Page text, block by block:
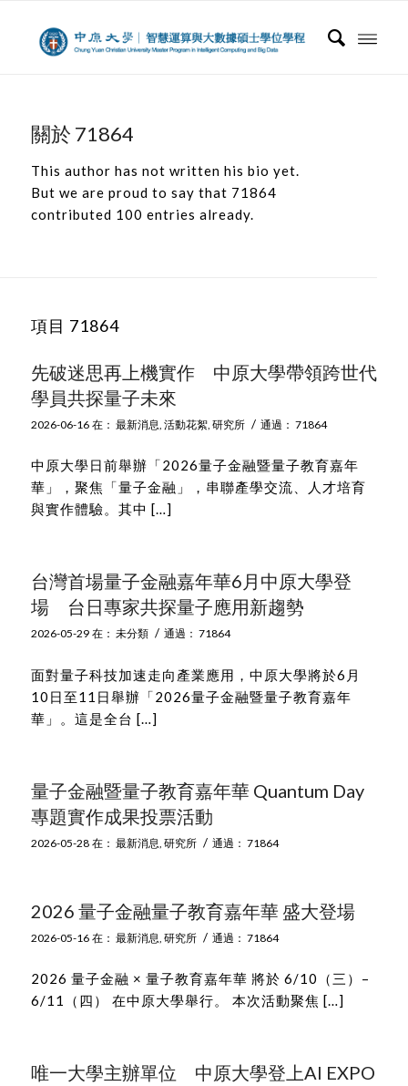
關於 71864
This author has not written his bio yet.
But we are proud to say that 71864
contributed 100 entries already.
項目 71864
先破迷思再上機實作 中原大學帶領跨世代
學員共探量子未來
2026-06-16 在： 最新消息 活動花絮, 研究所 / 通過： 71864
中原大學日前舉辦「2026量子金融暨量子教育嘉年
華」，聚焦「量子金融」，串聯產學交流、人才培育
與實作體驗。其中 […]
台灣首場量子金融嘉年華6月中原大學登
場 台日專家共探量子應用新趨勢
2026-05-29 在： 未分類 / 通過： 71864
面對量子科技加速走向產業應用，中原大學將於6月
10日至11日舉辦「2026量子金融暨量子教育嘉年
華」。這是全台 […]
量子金融暨量子教育嘉年華 Quantum Day
專題實作成果投票活動
2026-05-28 在： 最新消息 研究所 / 通過： 71864
2026 量子金融量子教育嘉年華 盛大登場
2026-05-16 在： 最新消息 研究所 / 通過： 71864
2026 量子金融 × 量子教育嘉年華 將於 6/10（三）–
6/11（四） 在中原大學舉行。 本次活動聚焦 […]
唯一大學主辦單位 中原大學登上AI EXPO